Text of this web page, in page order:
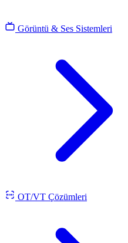
Görüntü & Ses Sistemleri
OT/VT Çözümleri